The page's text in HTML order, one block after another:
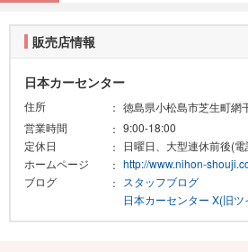
販売店情報
日本カーセンター
住所 徳島県小松島市芝生町網
営業時間
9:00-18:00
定休日
日曜日、大型連休前後(
ホームページ
http://www.nihon-
ブログ
スタッフブログ
日本カーセンター X(旧ツ